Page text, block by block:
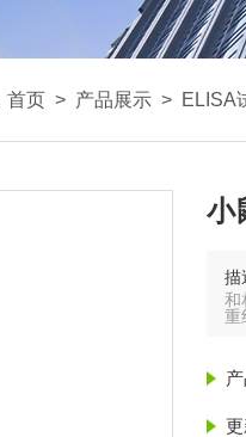
首页 > 产品展示 > ELISA
小
描
和
重
更